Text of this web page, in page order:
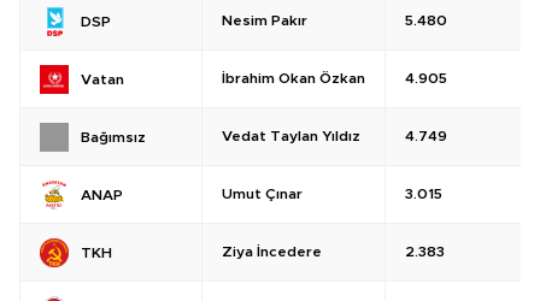
DSP Nesim Pakır 5.480
Vatan İbrahim Okan Özkan 4.905
Bağımsız Vedat Taylan Yıldız 4.749
ANAP Umut Çınar 3.015
TKH Ziya İncedere 2.383